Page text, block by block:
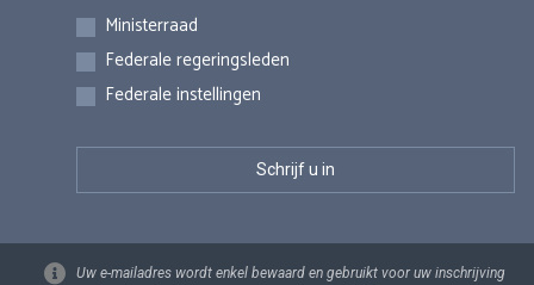
Inschrijvingen
Ministerraad
Federale regeringsleden
Federale instellingen
Uw e-mailadres wordt enkel bewaard en gebruikt voor uw inschrijving